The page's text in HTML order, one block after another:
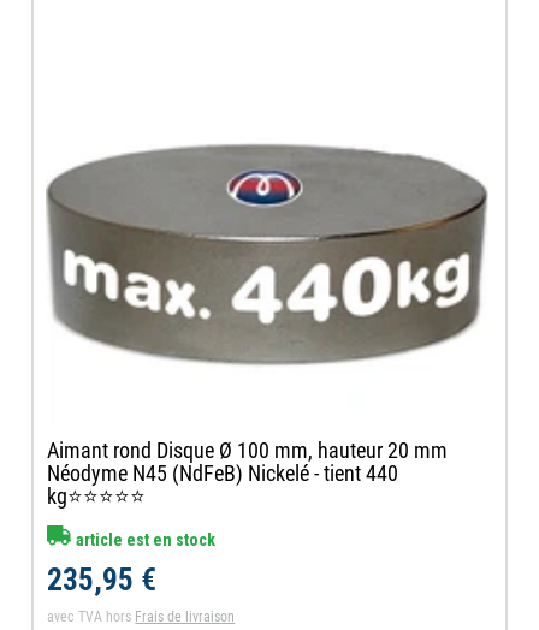
Aimant rond Disque Ø 100 mm, hauteur 20 mm
Néodyme N45 (NdFeB) Nickelé - tient 440
kg⭐⭐⭐⭐⭐
article est en stock
235,95 €
avec TVA hors Frais de livraison